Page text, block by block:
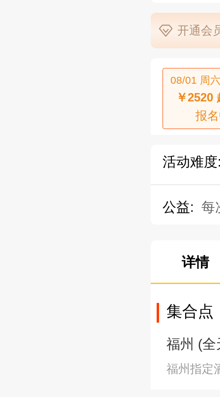
开通会
08/01 周
￥2520
报
活动难
公益: 每
详情
集合点
福州 (
福州指定